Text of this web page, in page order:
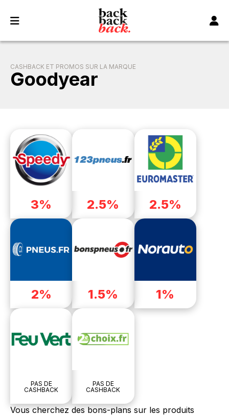
CASHBACK ET PROMOS SUR LA MARQUE
Goodyear
3% 2.5% 2.5%
2% 1.5% 1%
PAS DE
CASHBACK
PAS DE
CASHBACK
Vous cherchez des bons-plans sur les produits